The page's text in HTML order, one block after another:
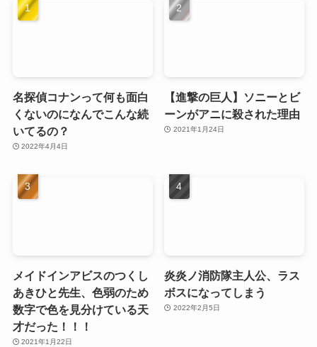
名探偵コナンって何も面白
くないのになんでこんな続
いてるの？
2022年4月4日
【進撃の巨人】ソニーとビ
ーンがアニに殺された理由
2021年1月24日
メイドインアビスのつくし
あきひと先生、色弱のため
数字で色を見分けている天
才だった！！！
2021年1月22日
炎炎ノ消防隊主人公、ラス
ボスになってしまう
2022年2月5日